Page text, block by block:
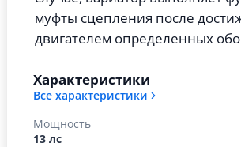
муфты сцепления после
двигателем определенных
Характеристики
Все характеристики
Мощность
13 лс